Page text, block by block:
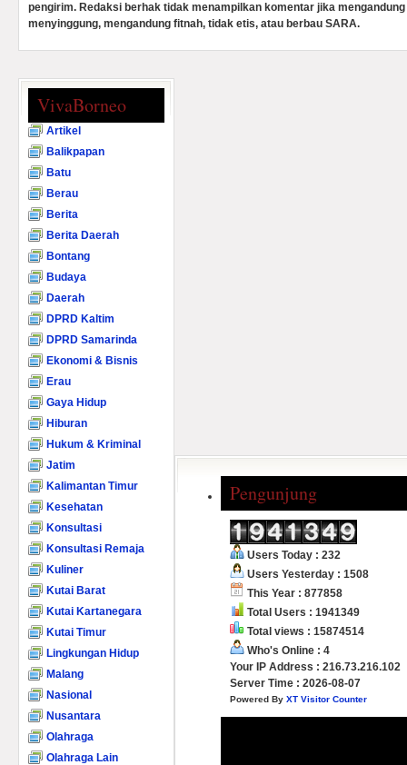
pengirim. Redaksi berhak tidak menampilkan komentar jika
menyinggung, mengandung fitnah, tidak etis, atau berbau SARA.
VivaBorneo
Artikel
Balikpapan
Batu
Berau
Berita
Berita Daerah
Bontang
Budaya
Daerah
DPRD Kaltim
DPRD Samarinda
Ekonomi & Bisnis
Erau
Gaya Hidup
Hiburan
Hukum & Kriminal
Jatim
Kalimantan Timur
Kesehatan
Konsultasi
Konsultasi Remaja
Kuliner
Kutai Barat
Kutai Kartanegara
Kutai Timur
Lingkungan Hidup
Malang
Nasional
Nusantara
Olahraga
Olahraga Lain
Pengunjung
Users Today : 232
Users Yesterday : 1508
This Year : 877858
Total Users : 1941349
Total views : 15874514
Who's Online : 4
Your IP Address : 216.73.216.102
Server Time : 2026-08-07
Powered By XT Visitor Counter